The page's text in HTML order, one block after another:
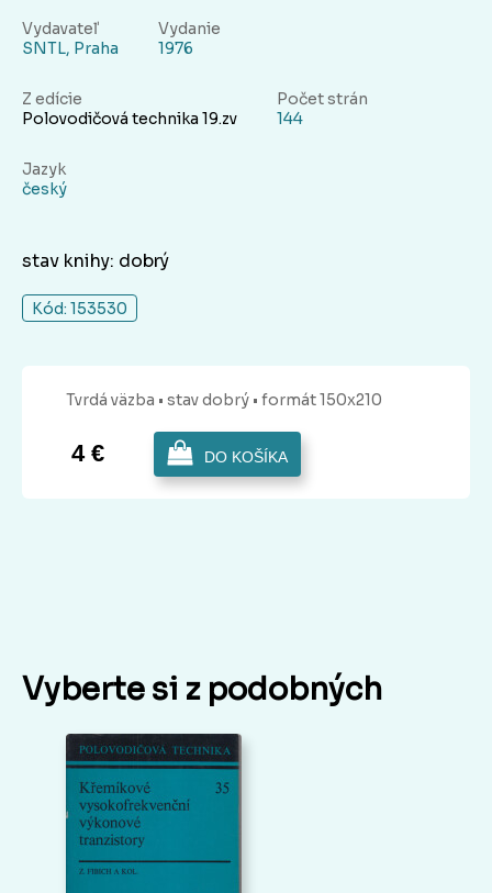
Vydavateľ
SNTL, Praha
Vydanie
1976
Z edície
Polovodičová technika 19.zv
Počet strán
144
Jazyk
český
stav knihy: dobrý
Kód: 153530
Tvrdá väzba • stav dobrý • formát 150x210
4 € DO KOŠÍKA
Vyberte si z podobných